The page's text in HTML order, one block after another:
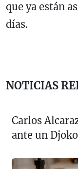
que ya están
días.
NOTICIAS
Carlos
ante un